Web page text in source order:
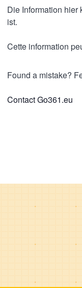
Die Information hier
ist.
Cette information
Found a mistake?
Contact Go361.eu